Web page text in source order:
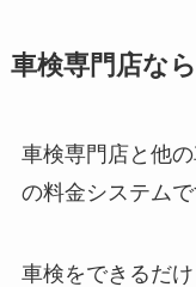
車検専門店な
車検専門店と他
の料金システムで
車検をできるだ